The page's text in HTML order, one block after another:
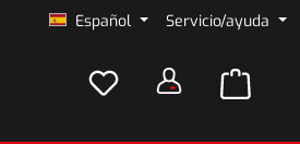
Español Servicio/ayuda